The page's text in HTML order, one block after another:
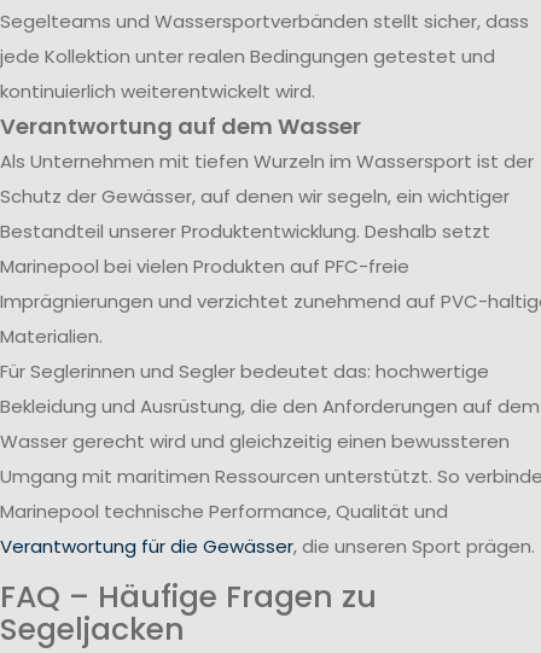
Segelteams und Wassersportverbänden stellt sicher, dass
jede Kollektion unter realen Bedingungen getestet und
kontinuierlich weiterentwickelt wird.
Verantwortung auf dem Wasser
Als Unternehmen mit tiefen Wurzeln im Wassersport ist der
Schutz der Gewässer, auf denen wir segeln, ein wichtiger
Bestandteil unserer Produktentwicklung. Deshalb setzt
Marinepool bei vielen Produkten auf PFC-freie
Imprägnierungen und verzichtet zunehmend auf PVC-
Materialien.
Für Seglerinnen und Segler bedeutet das: hochwertige
Bekleidung und Ausrüstung, die den Anforderungen auf dem
Wasser gerecht wird und gleichzeitig einen bewussteren
Umgang mit maritimen Ressourcen unterstützt. So
Marinepool technische Performance, Qualität und
Verantwortung für die Gewässer, die unseren Sport prägen.
FAQ – Häufige Fragen zu
Segeljacken